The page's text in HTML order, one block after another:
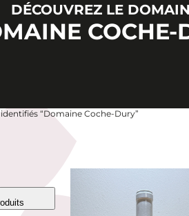
DÉCOUVREZ LE
COCHE-
“Domaine Coche-Dury”